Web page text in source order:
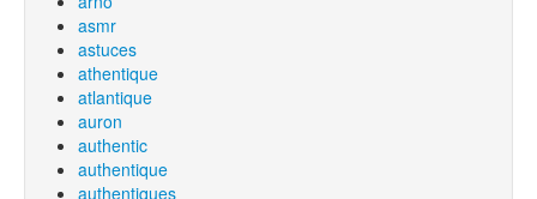
asmr
astuces
athentique
atlantique
auron
authentic
authentique
authentiques